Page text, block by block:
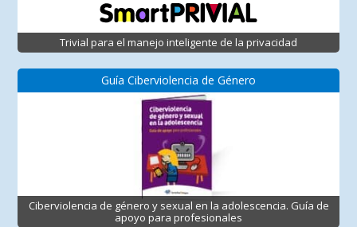
Trivial para el manejo inteligente de la privacidad
Guía Ciberviolencia de Género
Ciberviolencia de género y sexual en la adolescencia. Guía de
apoyo para profesionales